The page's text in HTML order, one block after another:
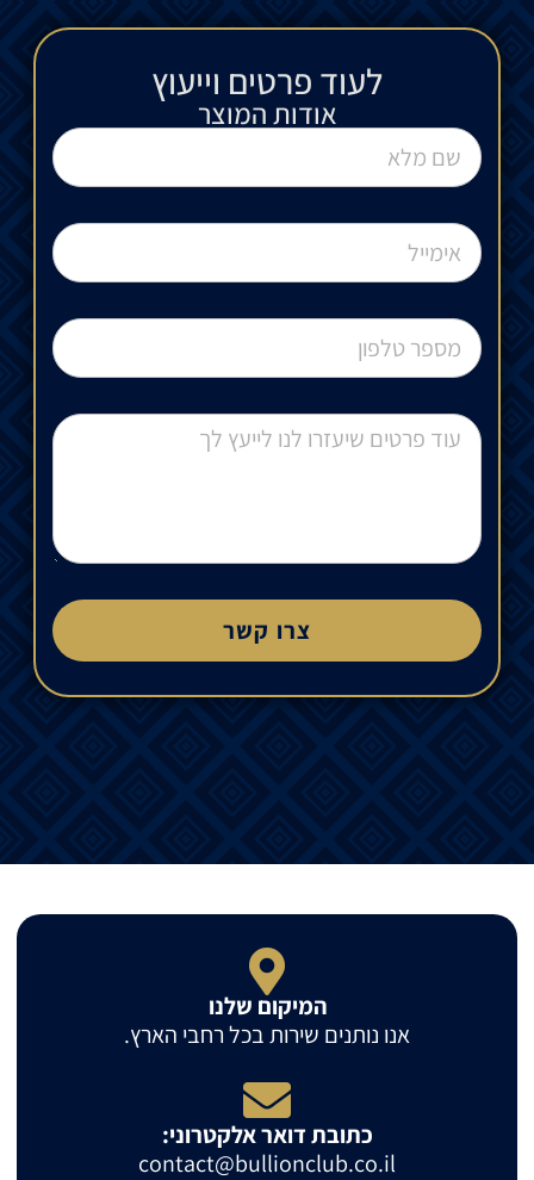
לעוד פרטים וייעוץ​
אודות המוצר
צרו קשר
המיקום שלנו
אנו נותנים שירות בכל רחבי הארץ.
כתובת דואר אלקטרוני:
contact@bullionclub.co.il